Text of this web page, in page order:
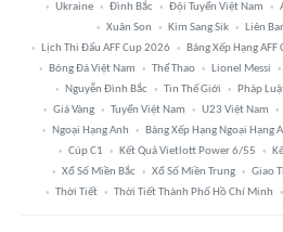
Ukraine
Đình Bắc Đội Tuyển Việt Nam
Xuân Son
Kim Sang Sik Liên
Lịch Thi Đấu AFF Cup 2026
Bảng Xếp Hạng AFF
Bóng Đá Việt Nam
Thể Thao Lionel Messi
Nguyễn Đình Bắc
Tin Thế Giới Pháp
Giá Vàng
Tuyển Việt Nam U23 Việt Nam
Ngoại Hạng Anh
Bảng Xếp Hạng Ngoại Hạng
Cúp C1
Kết Quả Vietlott Power 6/55
Xổ Số Miền Bắc
Xổ Số Miền Trung Giao
Thời Tiết
Thời Tiết Thành Phố Hồ Chí Minh